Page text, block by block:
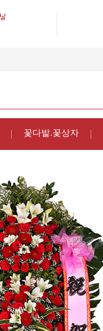
꽃다발.꽃상자